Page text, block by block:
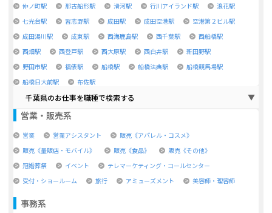
仲ノ町駅
那古船形駅 滑河駅 行川アイランド駅
浪花駅
七光台駅
習志野駅 成田駅 成田空港駅
空港第２ビル駅
成田湯川駅
成東駅 西海鹿島駅 西千葉駅
西船橋駅
西畑駅
西登戸駅 西大原駅 西白井駅
新田野駅
野田市駅
福俵駅 船橋駅 船橋法典駅
船橋競馬場駅
船橋日大前駅
布佐駅
千葉県のお仕事を職種で検索する
営業・販売系
営業 営業アシスタント
販売《アパレル・コスメ》
販売《量販店・モバイル》
販売《食品》
販売《その他》
冠婚葬祭
イベント
テレマーケティング・コールセンター
受付・ショールーム
旅行 アミューズメント 美容師・理容師
事務系